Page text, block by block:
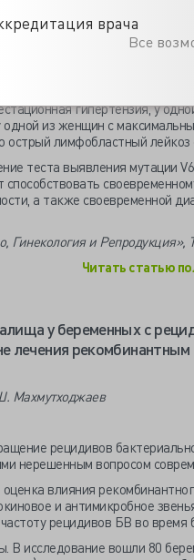
врача
Все
контингента
с мутацией до поступления
повторные потери
не имели сопутствующих
FII, FV), а также отклонений в
показал, что у двух
гипертензия, у
из женщин с
острый лимфобластный
теста выявления мутации
способствовать
а также своевременной
Гинекология и Репродукция»,
Читать статью
у беременных с
лечения
Махмутходжаев
рецидивов
нерешенным вопросом
влияния
и антимикробное
рецидивов БВ во время
В исследование вошли 80